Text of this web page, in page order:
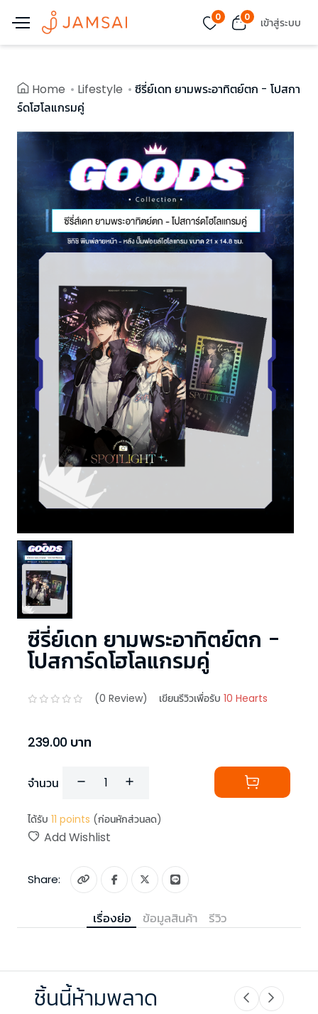
0 0 เข้าสู่ระบบ
Home Lifestyle
ซีรี่ย์เดท ยามพระอาทิตย์ตก - โปสกา
ร์ดโฮโลแกรมคู่
ซีรี่ย์เดท ยามพระอาทิตย์ตก -
โปสการ์ดโฮโลแกรมคู่
(0 Review) เขียนรีวิวเพื่อรับ 10 Hearts
239.00 บาท
จำนวน
ได้รับ 11 points (ก่อนหักส่วนลด)
Add Wishlist
Share:
เรื่องย่อ ข้อมูลสินค้า รีวิว
ชิ้นนี้ห้ามพลาด